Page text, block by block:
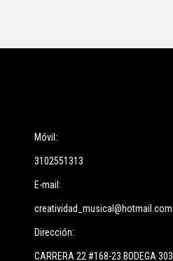
Móvil:
3102551313
E-mail:
creatividad_musical@hotmail.com
Dirección:
CARRERA 22 #168-23 BODEGA 303